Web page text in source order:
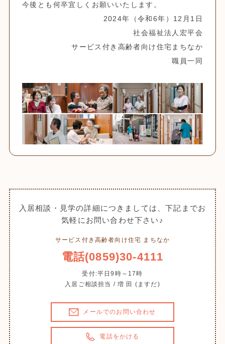
今後とも何卒宜しくお願いいたします。
2024年（令和6年）12月1日
社会福祉法人宏平会
サービス付き高齢者向け住宅まちなか
職員一同
入居相談・見学の詳細につきましては、下記までお
気軽にお問い合わせ下さい♪
サービス付き高齢者向け住宅 まちなか
電話(0859)30-4111
受付:平日9時～17時
入居ご相談担当 / 増 田 (ますだ)
メールでのお問い合わせ
電話をかける